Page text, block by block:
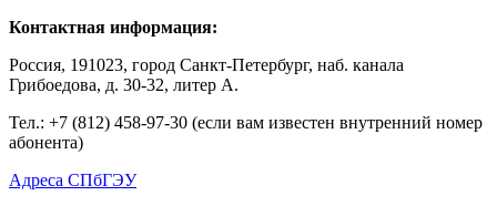
Контактная информация:
Россия, 191023, город Санкт-Петербург, наб. канала
Грибоедова, д. 30-32, литер А.
Тел.: +7 (812) 458-97-30 (если вам известен внутренний номер
абонента)
Адреса СПбГЭУ